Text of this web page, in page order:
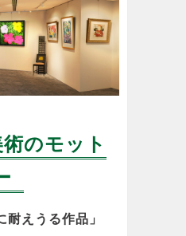
のモット
耐えうる作品」